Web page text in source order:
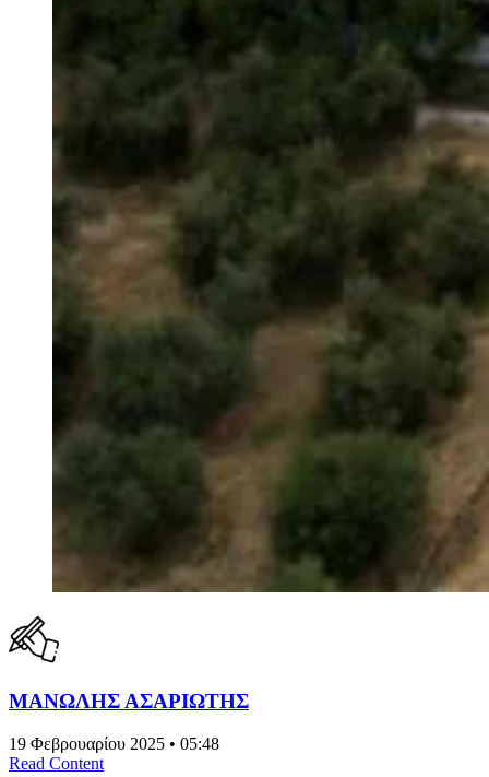
ΜΑΝΩΛΗΣ ΑΣΑΡΙΩΤΗΣ
19 Φεβρουαρίου 2025 • 05:48
Read Content